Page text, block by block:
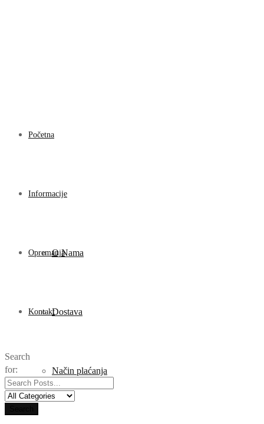
Početna
Informacije
O Nama
Dostava
Način plaćanja
Opremanja
Kontakt
Search
for: